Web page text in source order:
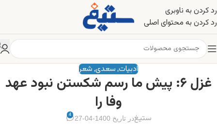
رد کردن به ناوبری
رد کردن به محتوای اصلی
ادبیات, سعدی, شعر
غزل ۶: پیش ما رسم شکستن نبود عهد
وفا را
ستیغدر تاریخ 1400-04-27 4